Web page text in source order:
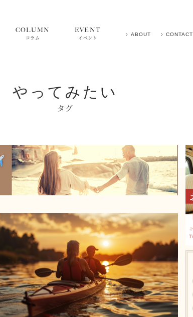
COLUMN
コラム
EVENT
イベント ABOUT CONTACT
やってみたい
タグ